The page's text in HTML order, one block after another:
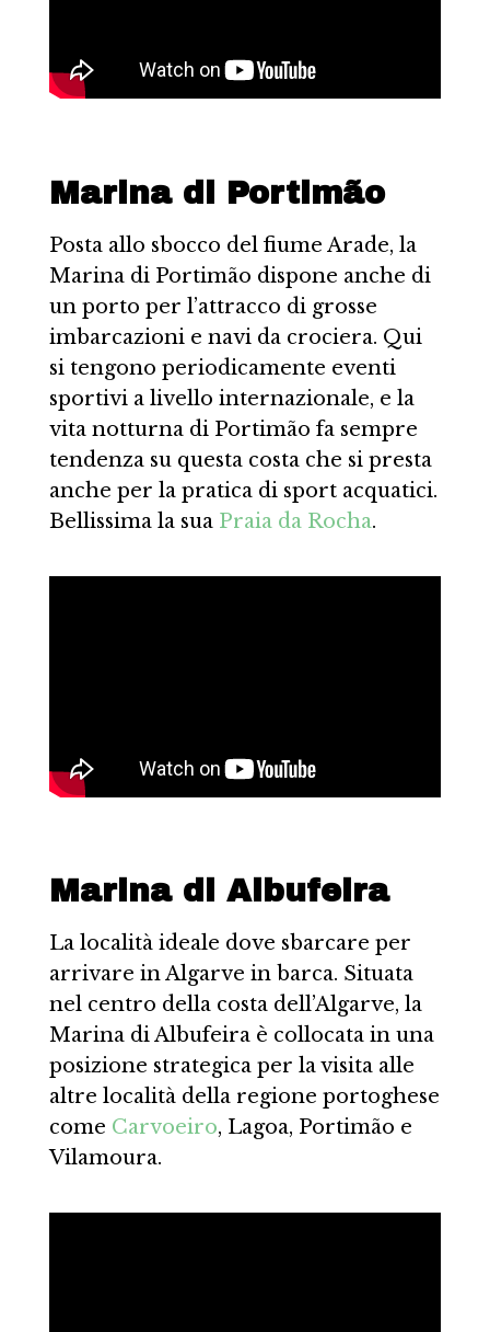
Marina di Portimão
Posta allo sbocco del fiume Arade, la
Marina di Portimão dispone anche di
un porto per l’attracco di grosse
imbarcazioni e navi da crociera. Qui
si tengono periodicamente eventi
sportivi a livello internazionale, e la
vita notturna di Portimão fa sempre
tendenza su questa costa che si presta
anche per la pratica di sport acquatici.
Bellissima la sua Praia da Rocha.
Marina di Albufeira
La località ideale dove sbarcare per
arrivare in Algarve in barca. Situata
nel centro della costa dell’Algarve, la
Marina di Albufeira è collocata in una
posizione strategica per la visita alle
altre località della regione portoghese
come Carvoeiro, Lagoa, Portimão e
Vilamoura.